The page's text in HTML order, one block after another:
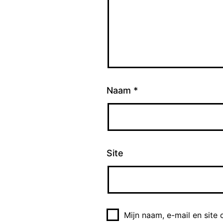
heeft. Hij
bij
lancering
raampje
Naam *
Site
Mijn naam, e-mail en site